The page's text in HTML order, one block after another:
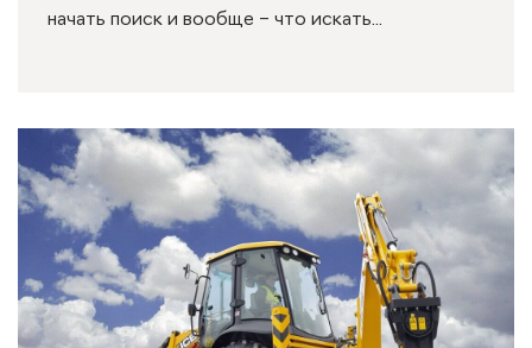
начать поиск и вообще – что искать...